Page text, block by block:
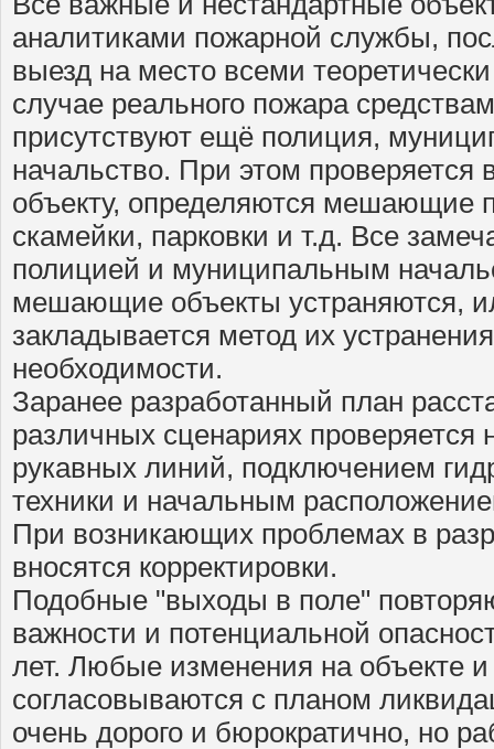
аналитиками пожарной службы,
выезд на место всеми
случае реального пожара
присутствуют ещё полиция,
начальство. При этом проверяется
объекту, определяются мешающие
скамейки, парковки и т.д. Все
полицией и муниципальным
мешающие объекты устраняются,
закладывается метод их
необходимости.
Заранее разработанный план
различных сценариях проверяется
рукавных линий, подключением
техники и начальным
При возникающих проблемах в
вносятся корректировки.
Подобные "выходы в поле"
важности и потенциальной
лет. Любые изменения на объекте и
согласовываются с планом
очень дорого и бюрократично, но